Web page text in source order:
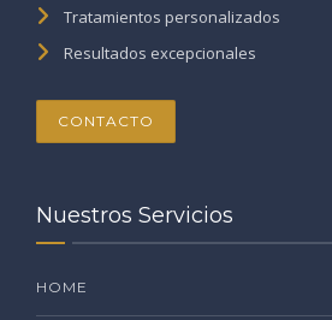
Tratamientos personalizados
Resultados excepcionales
CONTACTO
Nuestros Servicios
HOME